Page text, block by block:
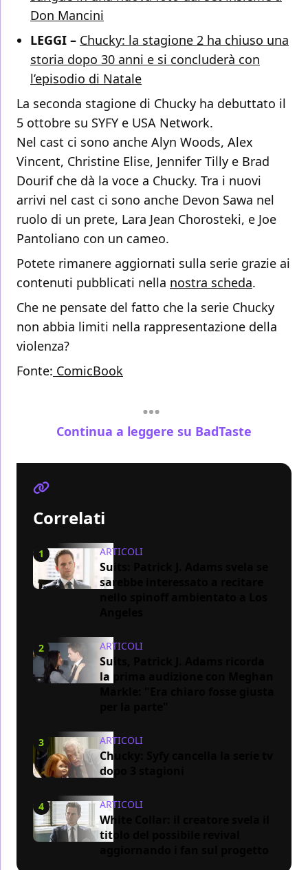
Don Mancini
LEGGI – Chucky: la stagione 2 ha chiuso una
storia dopo 30 anni e si concluderà con
l’episodio di Natale
La seconda stagione di Chucky ha debuttato il
5 ottobre su SYFY e USA Network.
Nel cast ci sono anche Alyn Woods, Alex
Vincent, Christine Elise, Jennifer Tilly e Brad
Dourif che dà la voce a Chucky. Tra i nuovi
arrivi nel cast ci sono anche Devon Sawa nel
ruolo di un prete, Lara Jean Chorosteki, e Joe
Pantoliano con un cameo.
Potete rimanere aggiornati sulla serie grazie ai
contenuti pubblicati nella nostra scheda.
Che ne pensate del fatto che la serie Chucky
non abbia limiti nella rappresentazione della
violenza?
Fonte: ComicBook
Continua a leggere su BadTaste
Correlati
1 ARTICOLI
Suits: Patrick J. Adams svela se
sarebbe interessato a recitare
2 ARTICOLI
Suits, Patrick J. Adams ricorda
la prima audizione con Meghan
3 ARTICOLI
Chucky: Syfy cancella la serie tv
dopo 3 stagioni
4 ARTICOLI
White Collar: il creatore svela il
titolo del possibile revival